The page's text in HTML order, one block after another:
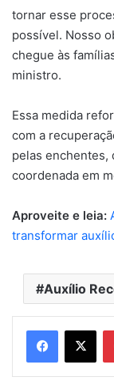
tornar esse
possível. Nosso
chegue às
ministro.
Essa medida
com a
pelas enchentes,
coordenada em
Aproveite e leia:
transformar
Auxílio